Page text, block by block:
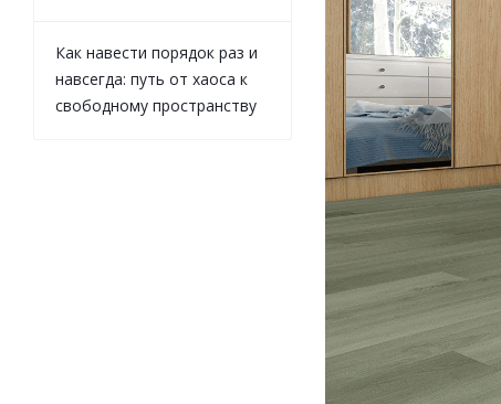
Как навести порядок раз и
навсегда: путь от хаоса к
свободному пространству